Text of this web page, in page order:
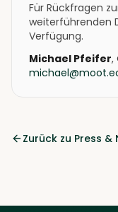
Für Rückfragen
weiterführenden
Verfügung.
Michael Pfeifer,
Zurück zu Press